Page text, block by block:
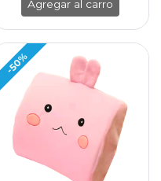
Agregar al carro
-50%